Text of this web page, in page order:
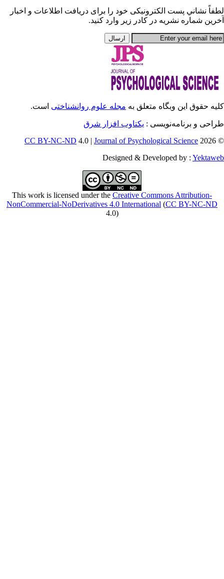
اطلاعات و اخبار
است.
CC BY-NC-ND
This work is
NonCommercial-